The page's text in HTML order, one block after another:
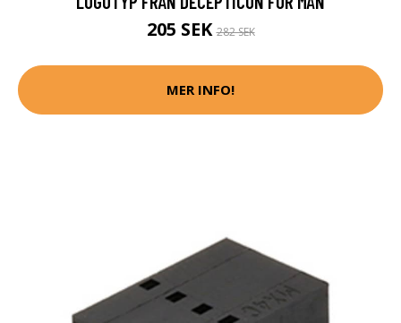
205 SEK282 SEK
MER INFO!